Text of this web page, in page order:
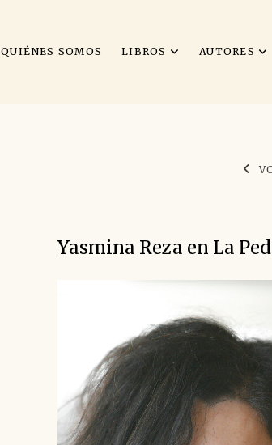
QUIÉNES SOMOS LIBROS AUTORES
Yasmina Reza en La